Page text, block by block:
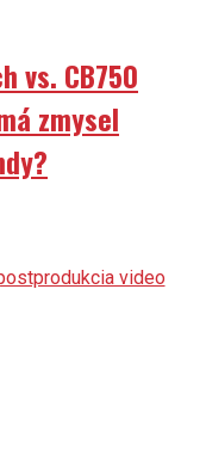
vs. CB750
zmysel